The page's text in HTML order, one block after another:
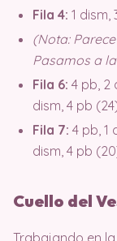
Fila 4: 1 dism,
(Nota:
Pasamos a
Fila 6: 4 pb, 2
dism, 4 pb
Fila 7: 4 pb, 1
dism, 4 pb
Cuello del